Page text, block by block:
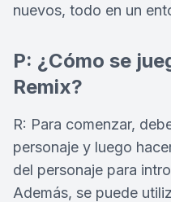
nuevos, todo en un
P: ¿Cómo se
Remix?
R: Para comenzar,
personaje y luego
del personaje para
Además, se puede